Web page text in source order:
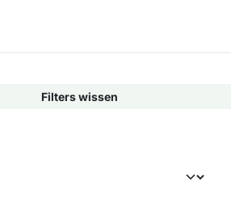
Filters wissen